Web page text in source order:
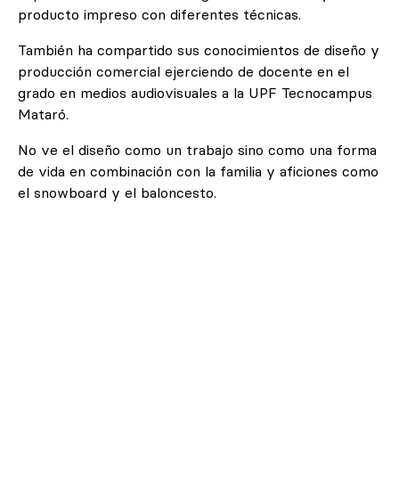
producto impreso con diferentes técnicas.
También ha compartido sus conocimientos de diseño y
producción comercial ejerciendo de docente en el
grado en medios audiovisuales a la UPF Tecnocampus
Mataró.
No ve el diseño como un trabajo sino como una forma
de vida en combinación con la familia y aficiones como
el snowboard y el baloncesto.